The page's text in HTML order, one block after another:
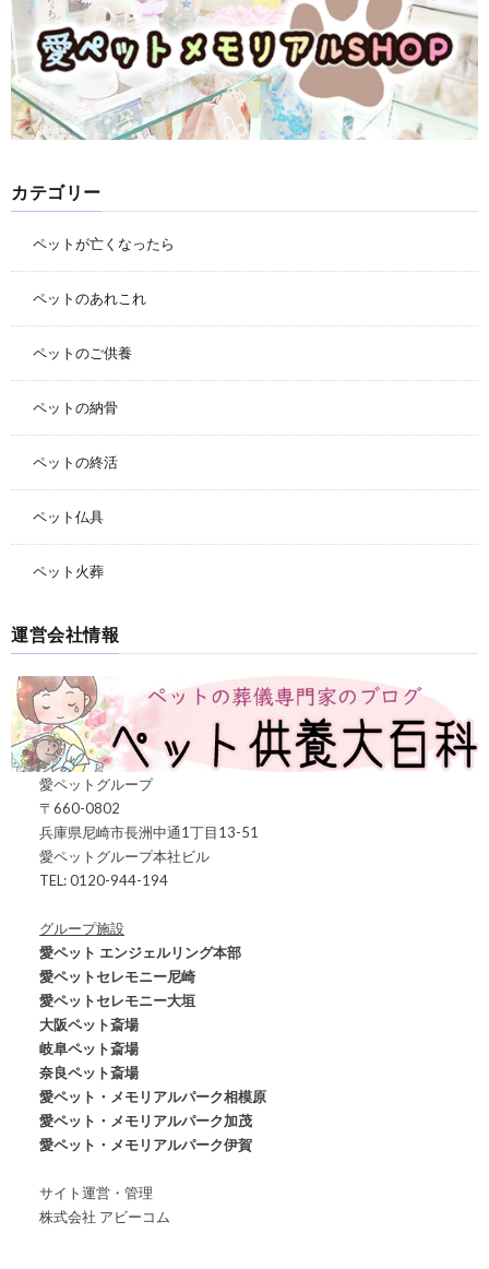
カテゴリー
ペットが亡くなったら
ペットのあれこれ
ペットのご供養
ペットの納骨
ペットの終活
ペット仏具
ペット火葬
運営会社情報
愛ペットグループ
〒660-0802
兵庫県尼崎市長洲中通1丁目13-51
愛ペットグループ本社ビル
TEL: 0120-944-194
グループ施設
愛ペット エンジェルリング本部
愛ペットセレモニー尼崎
愛ペットセレモニー大垣
大阪ペット斎場
岐阜ペット斎場
奈良ペット斎場
愛ペット・メモリアルパーク相模原
愛ペット・メモリアルパーク加茂
愛ペット・メモリアルパーク伊賀
サイト運営・管理
株式会社 アビーコム